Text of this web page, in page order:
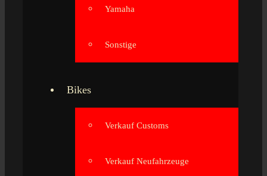
Yamaha
Sonstige
Bikes
Verkauf Customs
Verkauf Neufahrzeuge